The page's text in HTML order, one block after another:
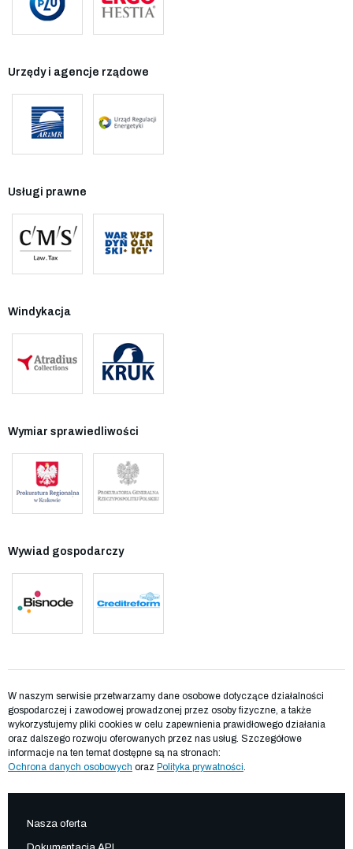
Urzędy i agencje rządowe
Usługi prawne
Windykacja
Wymiar sprawiedliwości
Wywiad gospodarczy
W naszym serwisie przetwarzamy dane osobowe dotyczące działalności
gospodarczej i zawodowej prowadzonej przez osoby fizyczne, a także
wykorzystujemy pliki cookies w celu zapewnienia prawidłowego działania
oraz dalszego rozwoju oferowanych przez nas usług. Szczegółowe
informacje na ten temat dostępne są na stronach:
Ochrona danych osobowych oraz Polityka prywatności.
Nasza oferta